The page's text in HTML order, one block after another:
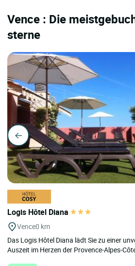
Vence : Die
sterne
Logis Hôtel Diana
Vence0 km
Das Logis Hôtel Diana lädt Sie zu einer
Auszeit im Herzen der Provence-Alpes-